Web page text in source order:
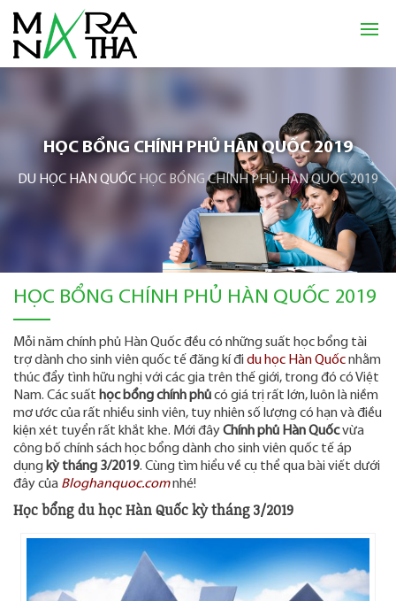
HỌC BỔNG CHÍNH PHỦ HÀN QUỐC 2019
DU HỌC HÀN QUỐC HỌC BỔNG CHÍNH PHỦ HÀN QUỐC 2019
HỌC BỔNG CHÍNH PHỦ HÀN QUỐC 2019
Mỗi năm chính phủ Hàn Quốc đều có những suất học bổng tài
trợ dành cho sinh viên quốc tế đăng kí đidu học Hàn Quốcnhằm
thúc đẩy tình hữu nghị với các gia trên thế giới, trong đó có Việt
Nam. Các suất học bổng chính phủcó giá trị rất lớn, luôn là niềm
mơ ước của rất nhiều sinh viên, tuy nhiên số lượng có hạn và điều
kiện xét tuyển rất khắt khe. Mới đâyChính phủ Hàn Quốcvừa
công bố chính sách học bổng dành cho sinh viên quốc tế áp
dụng kỳ tháng 3/2019. Cùng tìm hiểu về cụ thể qua bài viết dưới
đây của Bloghanquoc.comnhé!
Học bổng du học Hàn Quốc kỳ tháng 3/2019